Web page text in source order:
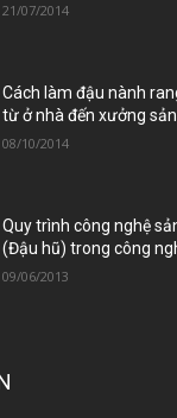
21/07/2014
Cách làm đậu nành
từ ở nhà đến xưởng
08/10/2014
Quy trình công nghệ
(Đậu hũ) trong công
09/06/2013